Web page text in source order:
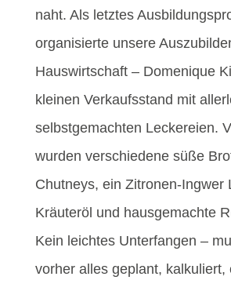
naht. Als letztes
organisierte unsere
Hauswirtschaft – Domenique
kleinen Verkaufsstand mit
selbstgemachten Leckereien.
wurden verschiedene süße
Chutneys, ein Zitronen-Ingwer
Kräuteröl und hausgemachte
Kein leichtes Unterfangen –
vorher alles geplant, kalkuliert,